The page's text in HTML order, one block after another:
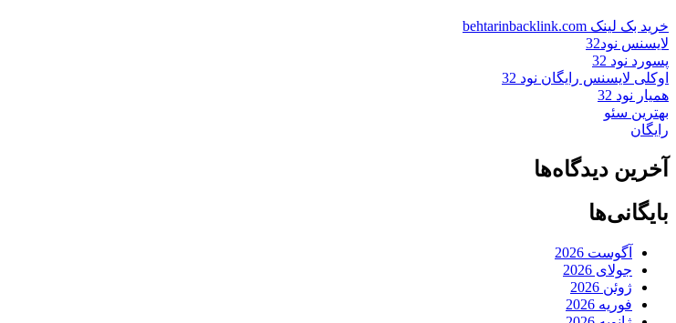
خرید بک لینک behtarinbacklink.com
لایسنس نود32
پسورد نود 32
اوکلی لایسنس رایگان نود 32
همیار نود 32
بهترین سئو
رایگان
آخرین دیدگاه‌ها
بایگانی‌ها
آگوست 2026
جولای 2026
ژوئن 2026
فوریه 2026